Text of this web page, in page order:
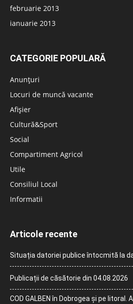
februarie 2013
ianuarie 2013
CATEGORIE POPULARĂ
Anunțuri
Locuri de muncă vacante
Afișier
Cultură&Sport
Social
Compartiment Agricol
Utile
Consiliul Local
Informatii
Articole recente
Situația datoriei publice întocmită la
Publicații de căsătorie din 04.08.2026
COD GALBEN în Dobrogea și pe litoral.